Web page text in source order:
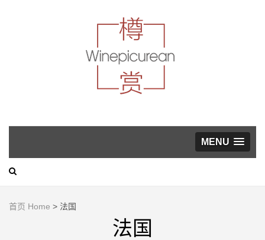
MENU
首页 Home > 法国
法国